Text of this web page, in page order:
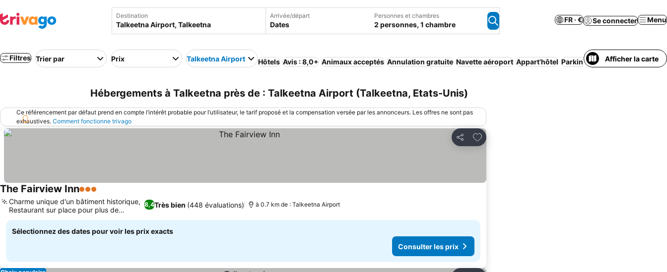
Destination Arrivée/départ
Dates
Personnes et chambres
2 personnes, 1 chambre
FR · € Se connecter Menu
Filtres Trier par Prix Talkeetna Airport Hôtels Avis : 8,0+ Animaux acceptés Annulation gratuite Navette aéroport Appart’hôtel Parking Chambres non-
Afficher la carte
Hébergements à Talkeetna près de : Talkeetna Airport (Talkeetna, Etats-Unis)
Ce référencement par défaut prend en compte l’intérêt probable pour l’utilisateur, le tarif proposé et la compensation versée par les annonceurs. Les offres ne sont pas
exhaustives. Comment fonctionne trivago
Partager
Ajouter à mes favoris
The Fairview Inn3 Étoiles
8,4Très bien (448 évaluations)
Charme unique d'un bâtiment historique,
Restaurant sur place pour plus de
commodité
à 0.7 km de : Talkeetna Airport
Sélectionnez des dates pour voir les prix exacts
Consulter les prix